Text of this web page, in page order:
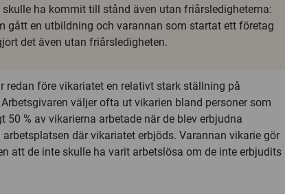
ha kommit till stånd även utan friårsledigheterna:
gått en utbildning och varannan som startat ett företag
det även utan friårsledigheten.
redan före vikariatet en relativt stark ställning på
väljer ofta ut vikarien bland personer som
50 % av vikarierna arbetade när de blev erbjudna
arbetsplatsen där vikariatet erbjöds. Varannan vikarie gör
att de inte skulle ha varit arbetslösa om de inte erbjudits